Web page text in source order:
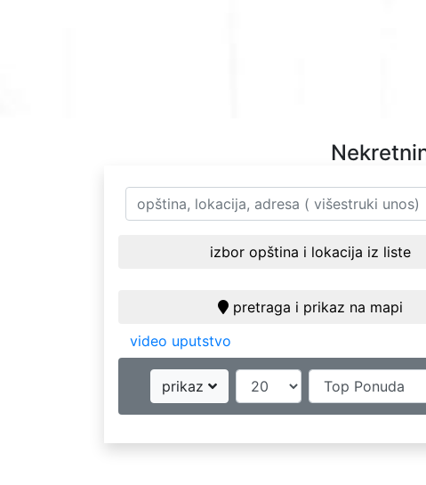
izbor opština i lokacija iz liste
pretraga i prikaz na mapi
video uputstvo
prikaz